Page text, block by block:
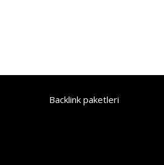
Backlink paketleri